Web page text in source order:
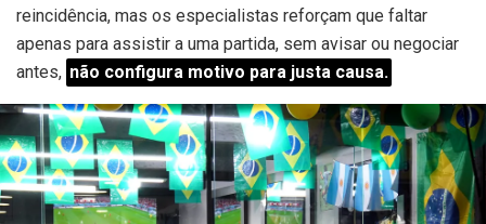
reincidência, mas os especialistas reforçam que faltar
apenas para assistir a uma partida, sem avisar ou negociar
antes, não configura motivo para justa causa.